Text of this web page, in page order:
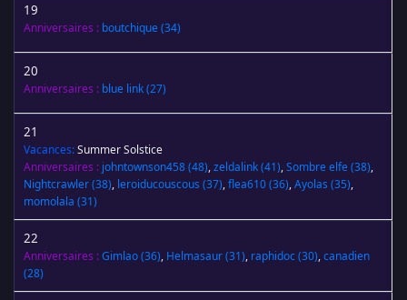
19
Anniversaires : boutchique(34)
20
Anniversaires : blue link(27)
21
Vacances:Summer Solstice
Anniversaires : johntownson458(48),zeldalink(41),Sombre elfe(38),
Nightcrawler(38), leroiducouscous (37),flea610(36),Ayolas (35),
momolala (31)
22
Anniversaires :Gimlao(36), Helmasaur(31), raphidoc(30),canadien
(28)